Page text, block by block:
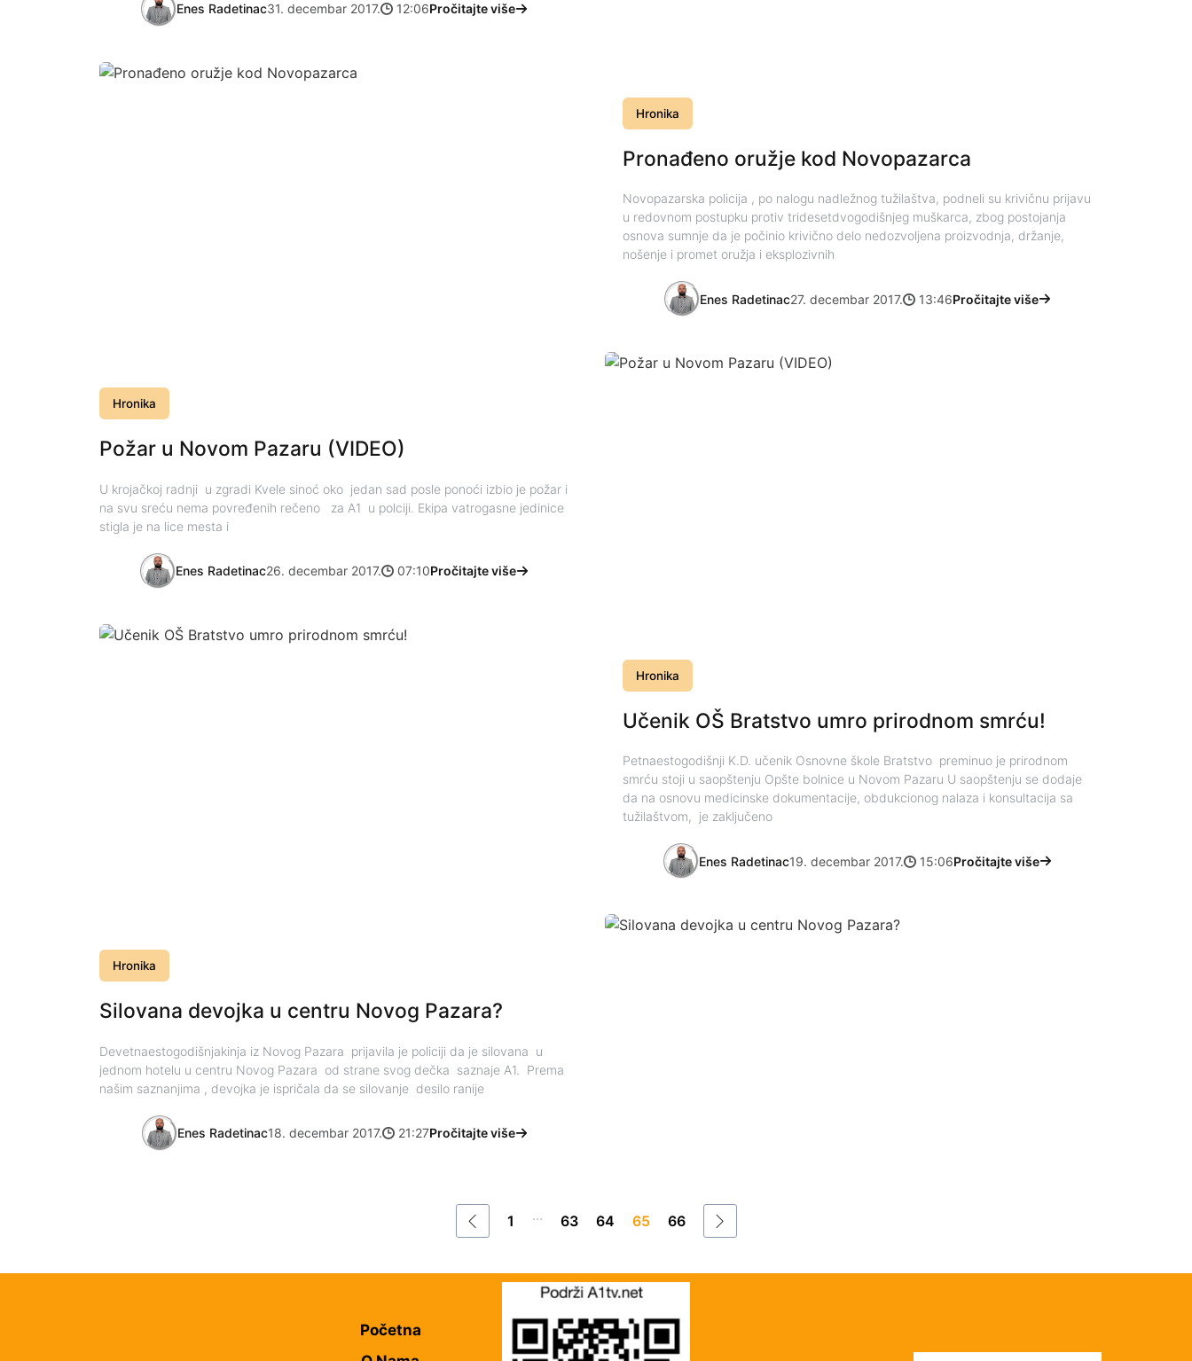
Enes Radetinac31. decembar 2017. 12:06Pročitajte više
Hronika
Pronađeno oružje kod Novopazarca
Novopazarska policija , po nalogu nadležnog tužilaštva, podneli su krivičnu prijavu
u redovnom postupku protiv tridesetdvogodišnjeg muškarca, zbog postojanja
osnova sumnje da je počinio krivično delo nedozvoljena proizvodnja, držanje,
nošenje i promet oružja i eksplozivnih
Enes Radetinac27. decembar 2017. 13:46Pročitajte više
Hronika
Požar u Novom Pazaru (VIDEO)
U krojačkoj radnji u zgradi Kvele sinoć oko jedan sad posle ponoći izbio je požar i
na svu sreću nema povređenih rečeno za A1 u polciji. Ekipa vatrogasne jedinice
stigla je na lice mesta i
Enes Radetinac26. decembar 2017. 07:10Pročitajte više
Hronika
Učenik OŠ Bratstvo umro prirodnom smrću!
Petnaestogodišnji K.D. učenik Osnovne škole Bratstvo preminuo je prirodnom
smrću stoji u saopštenju Opšte bolnice u Novom Pazaru U saopštenju se dodaje
da na osnovu medicinske dokumentacije, obdukcionog nalaza i konsultacija sa
tužilaštvom, je zaključeno
Enes Radetinac19. decembar 2017. 15:06Pročitajte više
Hronika
Silovana devojka u centru Novog Pazara?
Devetnaestogodišnjakinja iz Novog Pazara prijavila je policiji da je silovana u
jednom hotelu u centru Novog Pazara od strane svog dečka saznaje A1. Prema
našim saznanjima , devojka je ispričala da se silovanje desilo ranije
Enes Radetinac18. decembar 2017. 21:27Pročitajte više
1 ... 63 64 65 66
Početna